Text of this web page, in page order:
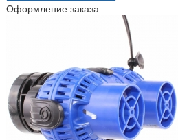
Оформление заказа